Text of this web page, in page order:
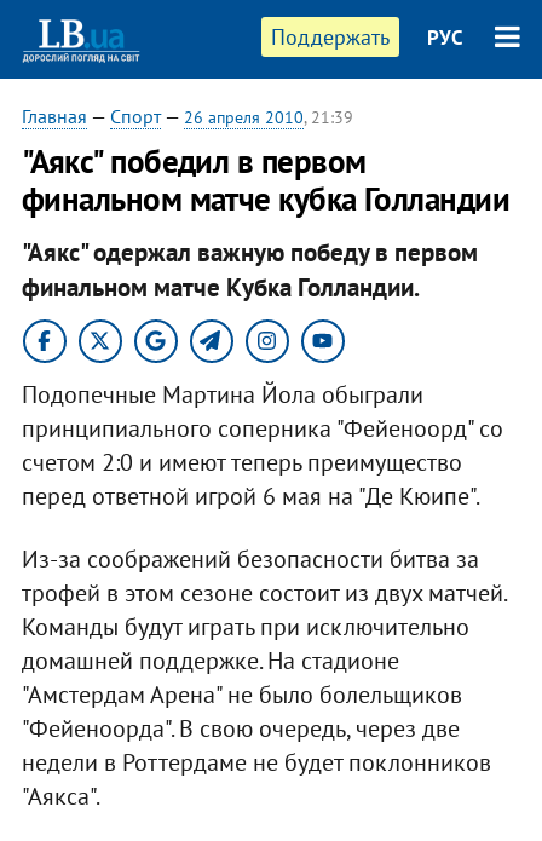
Поддержать РУС
Главная — Спорт— 26 апреля 2010, 21:39
"Аякс" победил в первом
финальном матче кубка Голландии
"Аякс" одержал важную победу в первом
финальном матче Кубка Голландии.
Подопечные Мартина Йола обыграли
принципиального соперника "Фейеноорд" со
счетом 2:0 и имеют теперь преимущество
перед ответной игрой 6 мая на "Де Кюипе".
Из-за соображений безопасности битва за
трофей в этом сезоне состоит из двух матчей.
Команды будут играть при исключительно
домашней поддержке. На стадионе
"Амстердам Арена" не было болельщиков
"Фейеноорда". В свою очередь, через две
недели в Роттердаме не будет поклонников
"Аякса".